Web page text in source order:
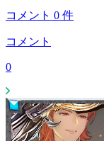
コメント 0 件
コメント
0